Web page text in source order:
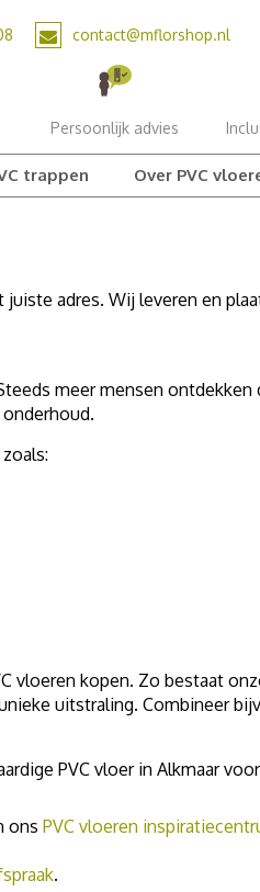
contact@mflorshop.nl
Persoonlijk advies
trappen Over PVC
adres. Wij leveren en
meer mensen
vloeren kopen. Zo bestaat
uitstraling. Combineer
PVC vloer in Alkmaar
ons PVC vloeren
.